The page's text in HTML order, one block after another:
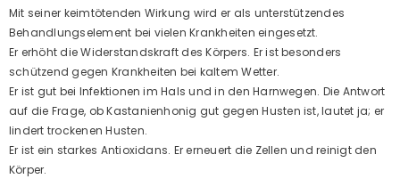
Mit seiner keimtötenden Wirkung wird er als unterstützendes
Behandlungselement bei vielen Krankheiten eingesetzt.
Er erhöht die Widerstandskraft des Körpers. Er ist besonders
schützend gegen Krankheiten bei kaltem Wetter.
Er ist gut bei Infektionen im Hals und in den Harnwegen. Die Antwort
auf die Frage, ob Kastanienhonig gut gegen Husten ist, lautet ja; er
lindert trockenen Husten.
Er ist ein starkes Antioxidans. Er erneuert die Zellen und reinigt den
Körper.